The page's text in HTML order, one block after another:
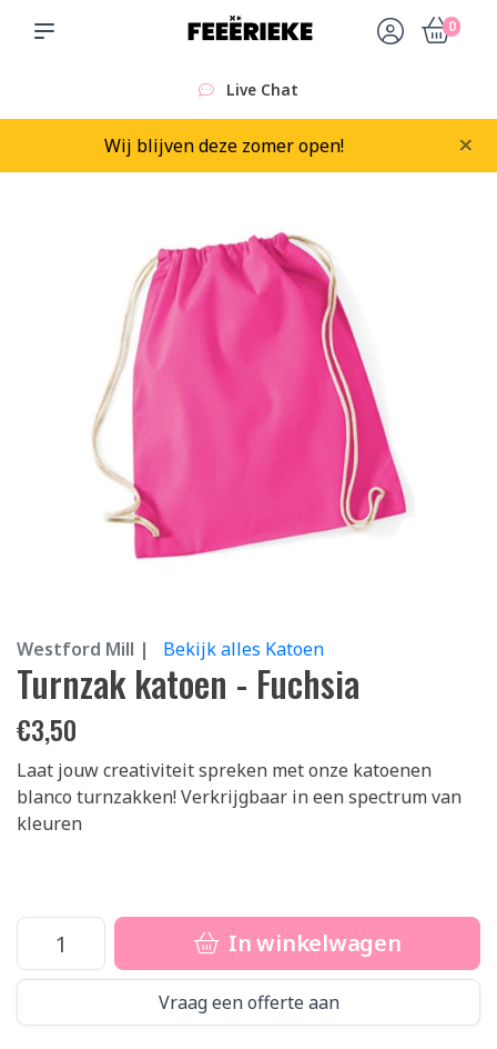
0
Live Chat
Wij blijven deze zomer open! ×
Westford Mill | Bekijk alles Katoen
Turnzak katoen - Fuchsia
€3,50
Laat jouw creativiteit spreken met onze katoenen
blanco turnzakken! Verkrijgbaar in een spectrum van
kleuren
In winkelwagen
Vraag een offerte aan